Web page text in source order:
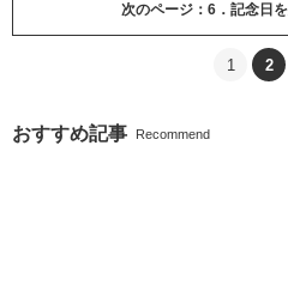
次のページ：6．記念日
1 2
おすすめ記事 Recommend